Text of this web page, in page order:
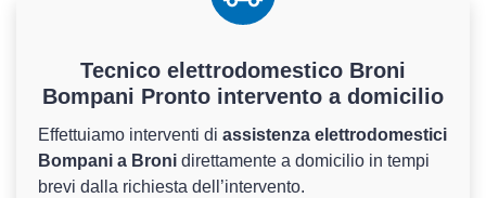
Tecnico elettrodomestico Broni
Bompani Pronto intervento a domicilio
Effettuiamo interventi di assistenza elettrodomestici
Bompani a Broni direttamente a domicilio in tempi
brevi dalla richiesta dell’intervento.